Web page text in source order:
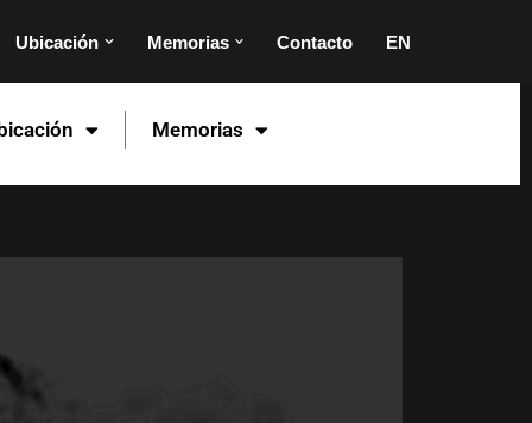
Ubicación Memorias Contacto EN
Memorias